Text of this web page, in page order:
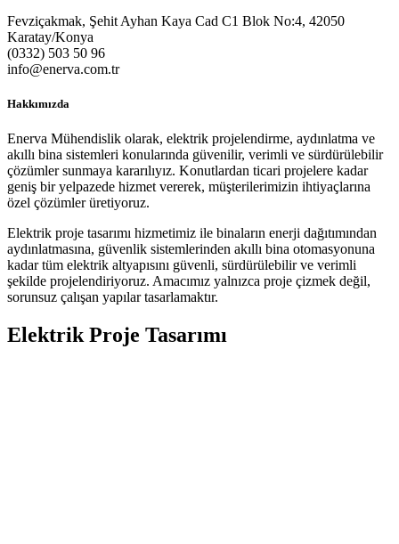
Fevziçakmak, Şehit Ayhan Kaya Cad C1 Blok No:4, 42050
Karatay/Konya
(0332) 503 50 96
info@enerva.com.tr
Hakkımızda
Enerva Mühendislik olarak, elektrik projelendirme, aydınlatma ve
akıllı bina sistemleri konularında güvenilir, verimli ve sürdürülebilir
çözümler sunmaya kararılıyız. Konutlardan ticari projelere kadar
geniş bir yelpazede hizmet vererek, müşterilerimizin ihtiyaçlarına
özel çözümler üretiyoruz.
Elektrik proje tasarımı hizmetimiz ile binaların enerji dağıtımından
aydınlatmasına, güvenlik sistemlerinden akıllı bina otomasyonuna
kadar tüm elektrik altyapısını güvenli, sürdürülebilir ve verimli
şekilde projelendiriyoruz. Amacımız yalnızca proje çizmek değil,
sorunsuz çalışan yapılar tasarlamaktır.
Elektrik Proje Tasarımı